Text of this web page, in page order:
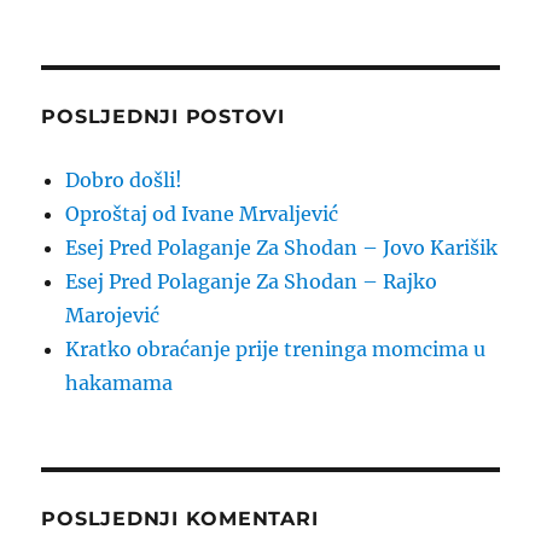
POSLJEDNJI POSTOVI
Dobro došli!
Oproštaj od Ivane Mrvaljević
Esej Pred Polaganje Za Shodan – Jovo Karišik
Esej Pred Polaganje Za Shodan – Rajko
Marojević
Kratko obraćanje prije treninga momcima u
hakamama
POSLJEDNJI KOMENTARI